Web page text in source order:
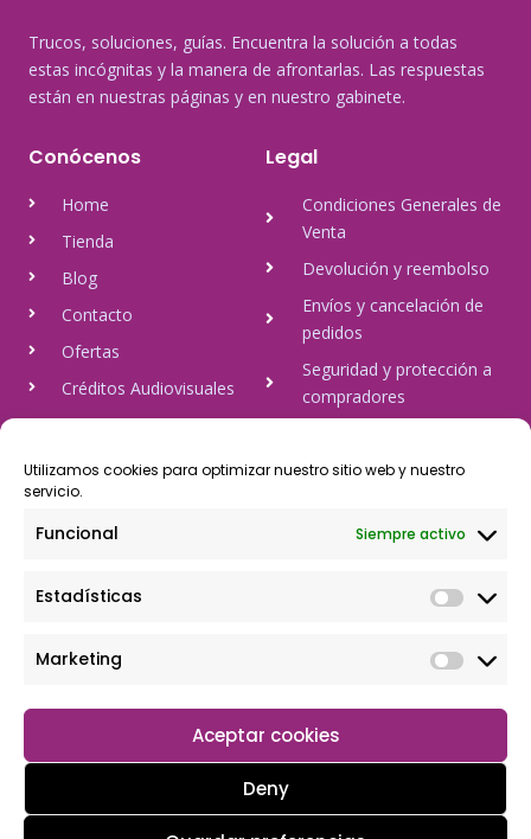
Utilizamos cookies para optimizar nuestro sitio web y nuestro
servicio.
Funcional Siempre activo
Estadísticas
Marketing
Aceptar cookies
Deny
Trucos, soluciones, guías. Encuentra la solución a todas
estas incógnitas y la manera de afrontarlas. Las respuestas
están en nuestras páginas y en nuestro gabinete.
Conócenos
Home
Tienda
Blog
Contacto
Ofertas
Créditos Audiovisuales
tulineamagica.com
Legal
Condiciones Generales de
Venta
Devolución y reembolso
Envíos y cancelación de
pedidos
Seguridad y protección a
compradores
Política de cookies